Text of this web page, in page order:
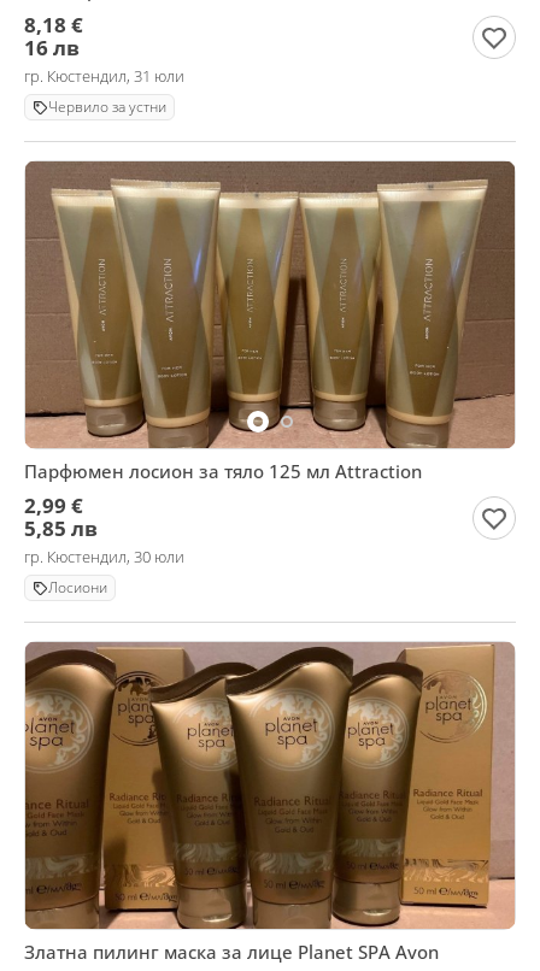
8,18 €
16 лв
гр. Кюстендил, 31 юли
Червило за устни
Парфюмен лосион за тяло 125 мл Attraction
2,99 €
5,85 лв
гр. Кюстендил, 30 юли
Лосиони
Златна пилинг маска за лице Planet SPA Avon